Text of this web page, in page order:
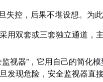
控，后果不堪设想。为此
用双套或三套独立通道
视器”，它用自己的简化
现危险，安全监视器直